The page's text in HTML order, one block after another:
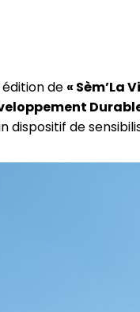
édition de « Sèm’La
dispositif de